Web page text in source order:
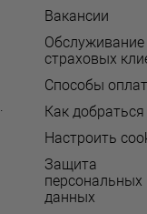
Вакансии
Обслуживание
страховых
Способы
Как добраться
Настроить
Защита
персональных
данных